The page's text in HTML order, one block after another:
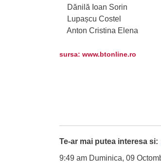
Dănilă Ioan Sorin
Lupașcu Costel
Anton Cristina Elena
sursa: www.btonline.ro
Te-ar mai putea interesa si:
9:49 am Duminica, 09